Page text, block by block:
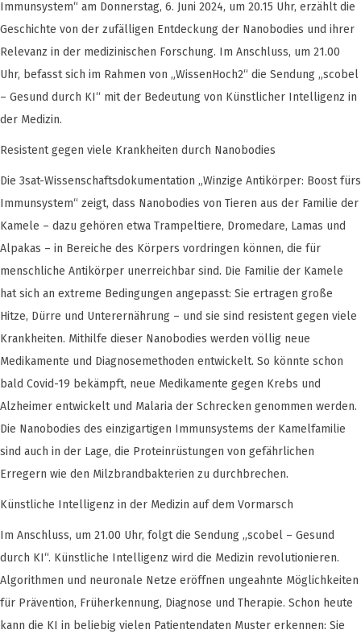
Immunsystem“ am Donnerstag, 6. Juni 2024, um 20.15 Uhr, erzählt die
Geschichte von der zufälligen Entdeckung der Nanobodies und ihrer
Relevanz in der medizinischen Forschung. Im Anschluss, um 21.00
Uhr, befasst sich im Rahmen von „WissenHoch2“ die Sendung „scobel
– Gesund durch KI“ mit der Bedeutung von Künstlicher Intelligenz in
der Medizin.
Resistent gegen viele Krankheiten durch Nanobodies
Die 3sat-Wissenschaftsdokumentation „Winzige Antikörper: Boost fürs
Immunsystem“ zeigt, dass Nanobodies von Tieren aus der Familie der
Kamele – dazu gehören etwa Trampeltiere, Dromedare, Lamas und
Alpakas – in Bereiche des Körpers vordringen können, die für
menschliche Antikörper unerreichbar sind. Die Familie der Kamele
hat sich an extreme Bedingungen angepasst: Sie ertragen große
Hitze, Dürre und Unterernährung – und sie sind resistent gegen viele
Krankheiten. Mithilfe dieser Nanobodies werden völlig neue
Medikamente und Diagnosemethoden entwickelt. So könnte schon
bald Covid-19 bekämpft, neue Medikamente gegen Krebs und
Alzheimer entwickelt und Malaria der Schrecken genommen werden.
Die Nanobodies des einzigartigen Immunsystems der Kamelfamilie
sind auch in der Lage, die Proteinrüstungen von gefährlichen
Erregern wie den Milzbrandbakterien zu durchbrechen.
Künstliche Intelligenz in der Medizin auf dem Vormarsch
Im Anschluss, um 21.00 Uhr, folgt die Sendung „scobel – Gesund
durch KI“. Künstliche Intelligenz wird die Medizin revolutionieren.
Algorithmen und neuronale Netze eröffnen ungeahnte Möglichkeiten
für Prävention, Früherkennung, Diagnose und Therapie. Schon heute
kann die KI in beliebig vielen Patientendaten Muster erkennen: Sie